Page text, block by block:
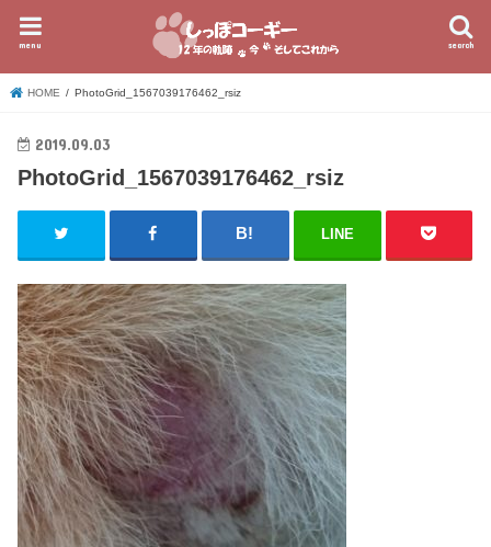
search
menu
HOME PhotoGrid_1567039176462_rsiz
2019.09.03
PhotoGrid_1567039176462_rsiz
LINE